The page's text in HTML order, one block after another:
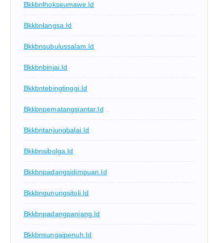
Bkkbnlhokseumawe.id
Bkkbnlangsa.id
Bkkbnsubulussalam.id
Bkkbnbinjai.id
Bkkbntebingtinggi.id
Bkkbnpematangsiantar.id
Bkkbntanjungbalai.id
Bkkbnsibolga.id
Bkkbnpadangsidimpuan.id
Bkkbngunungsitoli.id
Bkkbnpadangpanjang.id
Bkkbnsungaipenuh.id